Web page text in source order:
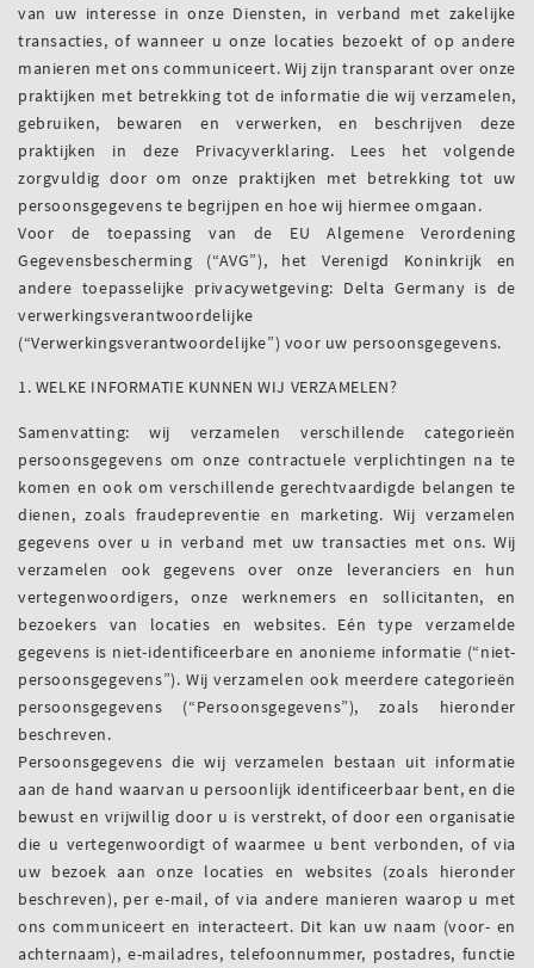
van uw interesse in onze Diensten, in verband met zakelijke
transacties, of wanneer u onze locaties bezoekt of op andere
manieren met ons communiceert. Wij zijn transparant over onze
praktijken met betrekking tot de informatie die wij verzamelen,
gebruiken, bewaren en verwerken, en beschrijven deze
praktijken in deze Privacyverklaring. Lees het volgende
zorgvuldig door om onze praktijken met betrekking tot uw
persoonsgegevens te begrijpen en hoe wij hiermee omgaan.
Voor de toepassing van de EU Algemene Verordening
Gegevensbescherming (“AVG”), het Verenigd Koninkrijk en
andere toepasselijke privacywetgeving: Delta Germany is de
verwerkingsverantwoordelijke
(“Verwerkingsverantwoordelijke”) voor uw persoonsgegevens.
1. WELKE INFORMATIE KUNNEN WIJ VERZAMELEN?
Samenvatting: wij verzamelen verschillende categorieën
persoonsgegevens om onze contractuele verplichtingen na te
komen en ook om verschillende gerechtvaardigde belangen te
dienen, zoals fraudepreventie en marketing. Wij verzamelen
gegevens over u in verband met uw transacties met ons. Wij
verzamelen ook gegevens over onze leveranciers en hun
vertegenwoordigers, onze werknemers en sollicitanten, en
bezoekers van locaties en websites. Eén type verzamelde
gegevens is niet-identificeerbare en anonieme informatie (“niet-
persoonsgegevens”). Wij verzamelen ook meerdere categorieën
persoonsgegevens (“Persoonsgegevens”), zoals hieronder
beschreven.
Persoonsgegevens die wij verzamelen bestaan uit informatie
aan de hand waarvan u persoonlijk identificeerbaar bent, en die
bewust en vrijwillig door u is verstrekt, of door een organisatie
die u vertegenwoordigt of waarmee u bent verbonden, of via
uw bezoek aan onze locaties en websites (zoals hieronder
beschreven), per e-mail, of via andere manieren waarop u met
ons communiceert en interacteert. Dit kan uw naam (voor- en
achternaam), e-mailadres, telefoonnummer, postadres, functie